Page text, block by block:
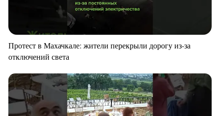
Протест в Махачкале: жители перекрыли дорогу из-за
отключений света